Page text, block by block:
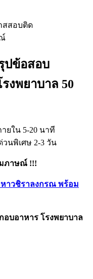
สสอบติด
ปข้อสอบ
งพยาบาล 50
ยใน 5-20 นาที
นพิเศษ 2-3 วัน
ภาษณ์ !!!
าวชิราลงกรณ พร้อม
บอาหาร โรงพยาบาล